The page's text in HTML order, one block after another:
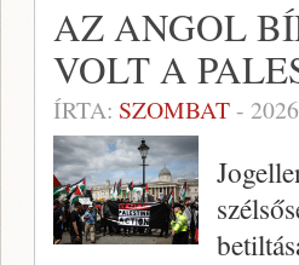
AZ ANGOL
VOLT A
ÍRTA: SZOMBAT-